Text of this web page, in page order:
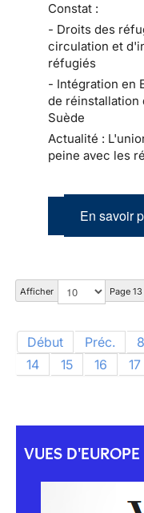
Constat :
- Droits des
circulation et
réfugiés
- Intégration en
de réinstallation
Suède
Actualité :
peine avec les
En savoir
Afficher Page
Début Préc. 8
14
15 16 17
VUES D'EUROPE